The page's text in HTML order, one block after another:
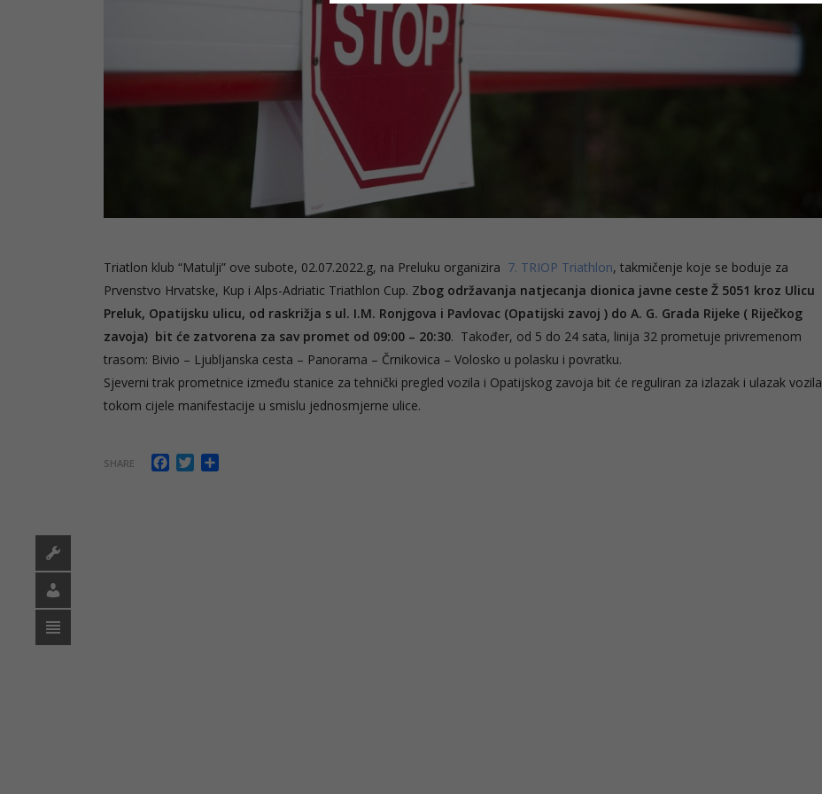
Triatlon klub “Matulji” ove subote, 02.07.2022.g, na Preluku organizira 7. TRIOP Triathlon, takmičenje koje se boduje za
Prvenstvo Hrvatske, Kup i Alps-Adriatic Triathlon Cup. Zbog održavanja natjecanja dionica javne ceste Ž 5051 kroz Ulicu
Preluk, Opatijsku ulicu, od raskrižja s ul. I.M. Ronjgova i Pavlovac (Opatijski zavoj ) do A. G. Grada Rijeke ( Riječkog
zavoja) bit će zatvorena za sav promet od 09:00 – 20:30. Također, od 5 do 24 sata, linija 32 prometuje privremenom
trasom: Bivio – Ljubljanska cesta – Panorama – Črnikovica – Volosko u polasku i povratku.
Sjeverni trak prometnice između stanice za tehnički pregled vozila i Opatijskog zavoja bit će reguliran za izlazak i ulazak vozila
tokom cijele manifestacije u smislu jednosmjerne ulice.
SHARE Facebook
Twitter